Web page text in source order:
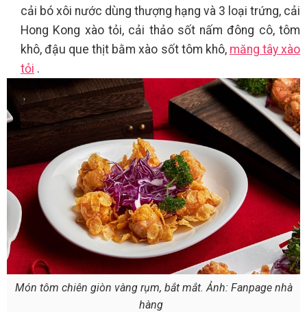
cải bó xôi nước dùng thượng hạng và 3 loại trứng, cải
Hong Kong xào tỏi, cải thảo sốt nấm đông cô, tôm
khô, đậu que thịt bằm xào sốt tôm khô, măng tây xào
tỏi .
Món tôm chiên giòn vàng rụm, bắt mắt. Ảnh: Fanpage nhà
hàng